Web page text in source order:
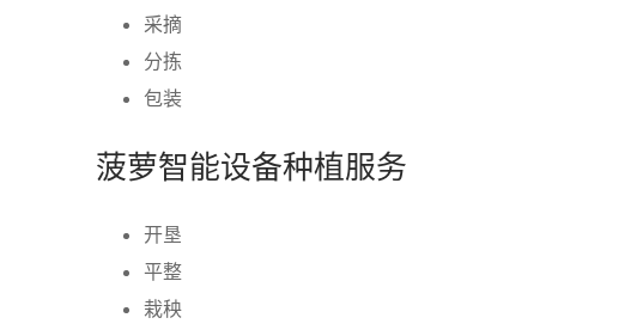
采摘
分拣
包装
菠萝智能设备种植服务
开垦
平整
栽秧